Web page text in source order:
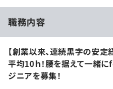
職務内容
【創業以来、連続黒字の安定
平均10ｈ！腰を据えて一緒
ジニアを募集！